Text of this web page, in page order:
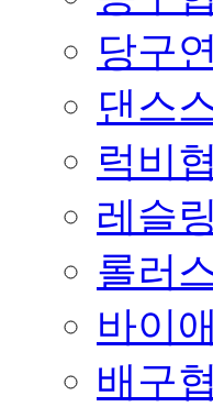
당구
댄스
럭비
레슬
롤러
바이
배구